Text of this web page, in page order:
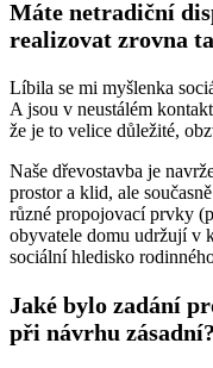
Máte netradiční
realizovat zrovna
Líbila se mi myšlenka
A jsou v neustálém
že je to velice důležité,
Naše dřevostavba je
prostor a klid, ale
různé propojovací prvky
obyvatele domu udržují v
sociální hledisko
Jaké bylo zadání
při návrhu zásadní?